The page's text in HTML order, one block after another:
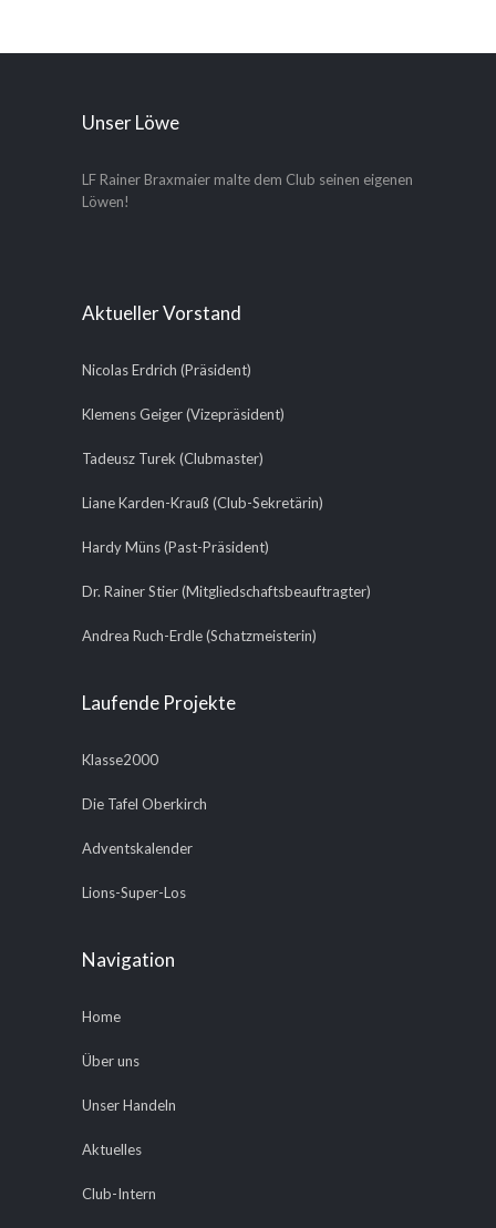
Unser Löwe
LF Rainer Braxmaier malte dem Club seinen eigenen
Löwen!
Aktueller Vorstand
Nicolas Erdrich (Präsident)
Klemens Geiger (Vizepräsident)
Tadeusz Turek (Clubmaster)
Liane Karden-Krauß (Club-Sekretärin)
Hardy Müns (Past-Präsident)
Dr. Rainer Stier (Mitgliedschaftsbeauftragter)
Andrea Ruch-Erdle (Schatzmeisterin)
Laufende Projekte
Klasse2000
Die Tafel Oberkirch
Adventskalender
Lions-Super-Los
Navigation
Home
Über uns
Unser Handeln
Aktuelles
Club-Intern